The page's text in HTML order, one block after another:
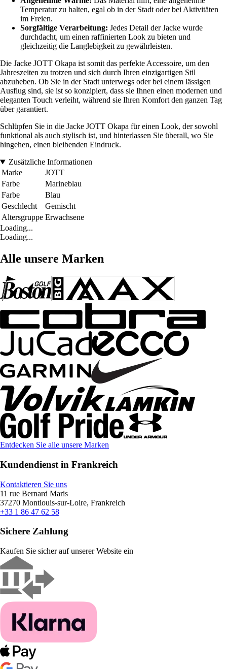
Temperatur zu halten, egal ob in der Stadt oder bei Aktivitäten
im Freien.
Sorgfältige Verarbeitung: Jedes Detail der Jacke wurde
durchdacht, um einen raffinierten Look zu bieten und
gleichzeitig die Langlebigkeit zu gewährleisten.
Die Jacke JOTT Okapa ist somit das perfekte Accessoire, um den
Jahreszeiten zu trotzen und sich durch Ihren einzigartigen Stil
abzuheben. Ob Sie in der Stadt unterwegs oder bei einem lässigen
Ausflug sind, sie ist so konzipiert, dass sie Ihnen einen modernen und
eleganten Touch verleiht, während sie Ihren Komfort den ganzen Tag
über garantiert.
Schlüpfen Sie in die Jacke JOTT Okapa für einen Look, der sowohl
funktional als auch stylisch ist, und hinterlassen Sie überall, wo Sie
hingehen, einen bleibenden Eindruck.
Zusätzliche Informationen
Marke
JOTT
Farbe
Marineblau
Farbe
Blau
Geschlecht
Gemischt
Altersgruppe Erwachsene
Loading...
Loading...
Alle unsere Marken
Entdecken Sie alle unsere Marken
Kundendienst in Frankreich
Kontaktieren Sie uns
11 rue Bernard Maris
37270 Montlouis-sur-Loire, Frankreich
+33 1 86 47 62 58
Sichere Zahlung
Kaufen Sie sicher auf unserer Website ein